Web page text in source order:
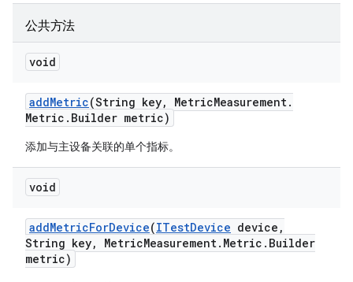
公共方法
void
addMetric(String key, MetricMeasurement.
Metric . Builder metric)
添加与主设备关联的单个指标。
void
addMetricForDevice(ITestDevice device ,
String key, MetricMeasurement. Metric . Builder
metric)